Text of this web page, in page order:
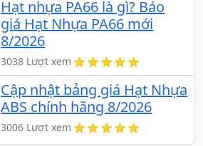
Hạt nhựa PA66 là gì? Báo
giá Hạt Nhựa PA66 mới
8/2026
3038 Lượt xem
Cập nhật bảng giá Hạt Nhựa
ABS chính hãng 8/2026
3006 Lượt xem